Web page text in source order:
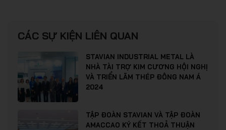
CÁC SỰ KIỆN LIÊN QUAN
STAVIAN INDUSTRIAL METAL LÀ
NHÀ TÀI TRỢ KIM CƯƠNG HỘI NGHỊ
VÀ TRIỂN LÃM THÉP ĐÔNG NAM Á
2024
TẬP ĐOÀN STAVIAN VÀ TẬP ĐOÀN
AMACCAO KÝ KẾT THOẢ THUẬN